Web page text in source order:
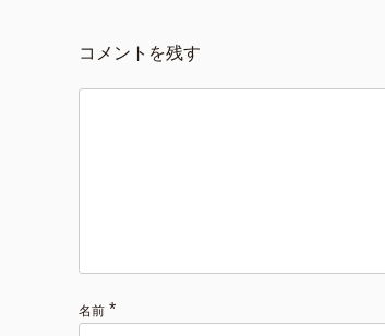
コメントを残す
名前 *